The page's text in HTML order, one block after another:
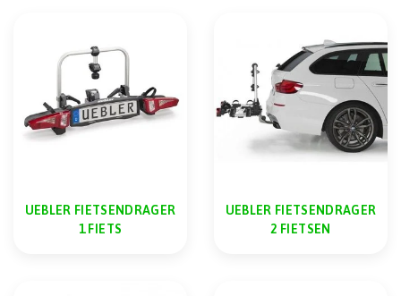
UEBLER FIETSENDRAGER
1 FIETS
UEBLER FIETSENDRAGER
2 FIETSEN